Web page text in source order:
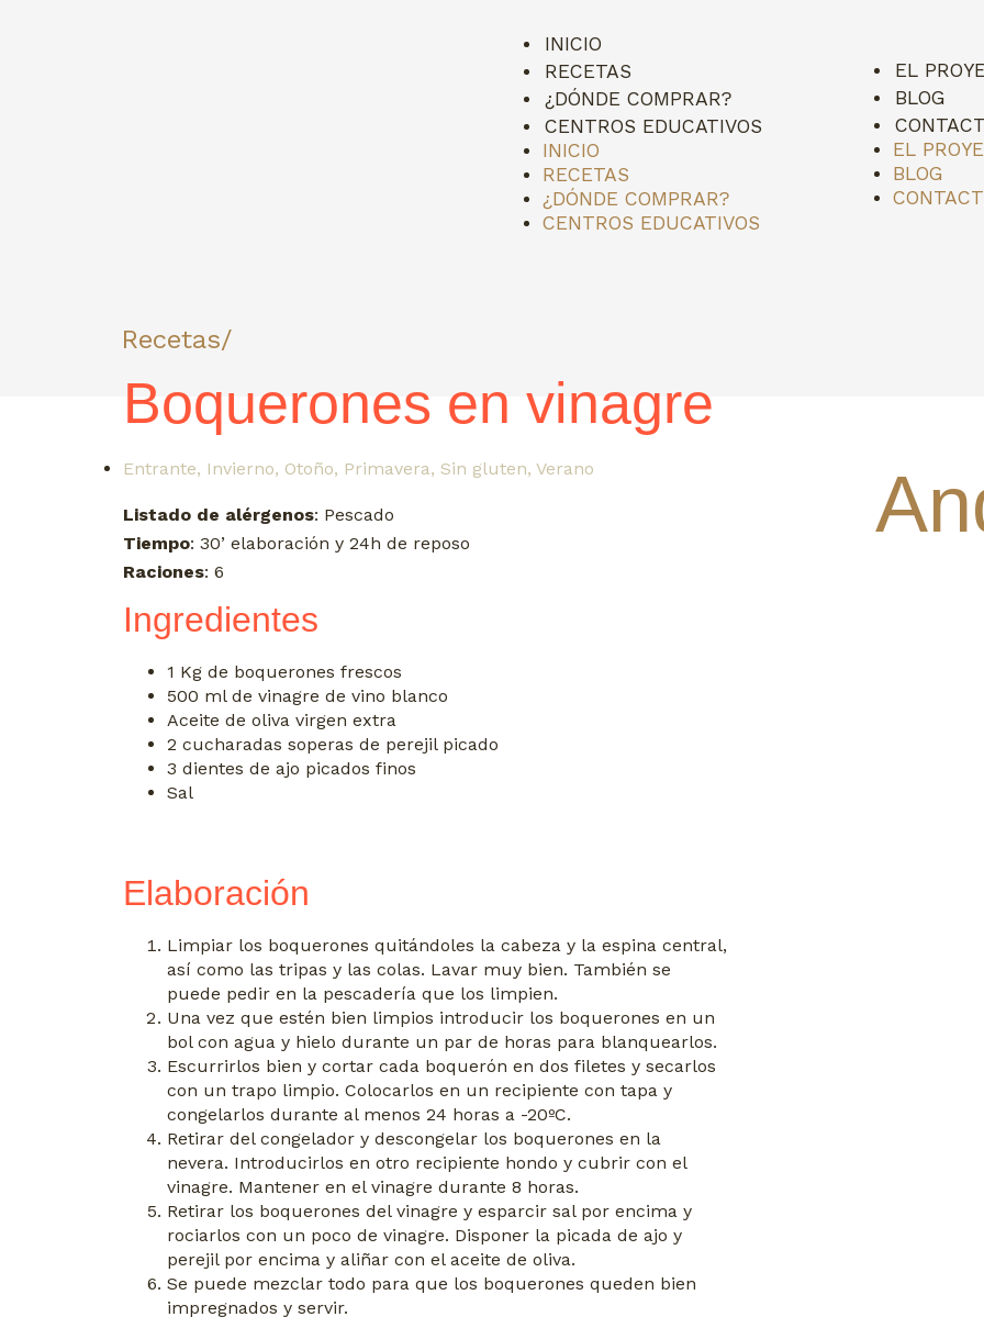
INICIO
RECETAS
¿DÓNDE COMPRAR?
CENTROS EDUCATIVOS
INICIO
RECETAS
¿DÓNDE COMPRAR?
CENTROS EDUCATIVOS
EL
BLOG
EL
BLOG
Recetas/
Boquerones en vinagre
Entrante, Invierno, Otoño, Primavera, Sin gluten, Verano
Listado de alérgenos: Pescado
Tiempo: 30’ elaboración y 24h de reposo
Raciones: 6
Ingredientes
1 Kg de boquerones frescos
500 ml de vinagre de vino blanco
Aceite de oliva virgen extra
2 cucharadas soperas de perejil picado
3 dientes de ajo picados finos
Sal
Elaboración
Limpiar los boquerones quitándoles la cabeza y la espina central,
así como las tripas y las colas. Lavar muy bien. También se
puede pedir en la pescadería que los limpien.
Una vez que estén bien limpios introducir los boquerones en un
bol con agua y hielo durante un par de horas para blanquearlos.
Escurrirlos bien y cortar cada boquerón en dos filetes y secarlos
con un trapo limpio. Colocarlos en un recipiente con tapa y
congelarlos durante al menos 24 horas a -20ºC.
Retirar del congelador y descongelar los boquerones en la
nevera. Introducirlos en otro recipiente hondo y cubrir con el
vinagre. Mantener en el vinagre durante 8 horas.
Retirar los boquerones del vinagre y esparcir sal por encima y
rociarlos con un poco de vinagre. Disponer la picada de ajo y
perejil por encima y aliñar con el aceite de oliva.
Se puede mezclar todo para que los boquerones queden bien
impregnados y servir.